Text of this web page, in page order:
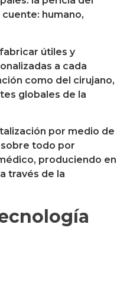
humano,
útiles y
a cada
como del cirujano,
globales de la
por medio de
todo por
produciendo en
través de la